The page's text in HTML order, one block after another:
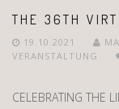
THE 36TH
19.10.2021
VERANSTALTUNG
CELEBRATING THE